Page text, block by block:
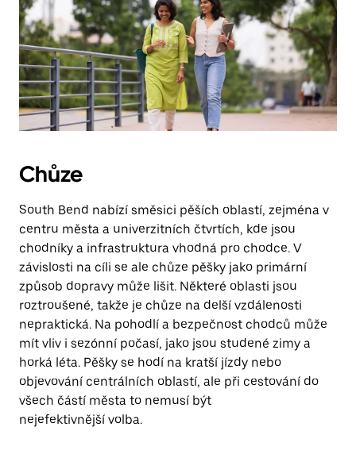
Chůze
South Bend nabízí směsici pěších oblastí, zejména v
centru města a univerzitních čtvrtích, kde jsou
chodníky a infrastruktura vhodná pro chodce. V
závislosti na cíli se ale chůze pěšky jako primární
způsob dopravy může lišit. Některé oblasti jsou
roztroušené, takže je chůze na delší vzdálenosti
nepraktická. Na pohodlí a bezpečnost chodců může
mít vliv i sezónní počasí, jako jsou studené zimy a
horká léta. Pěšky se hodí na kratší jízdy nebo
objevování centrálních oblastí, ale při cestování do
všech částí města to nemusí být
nejefektivnější volba.